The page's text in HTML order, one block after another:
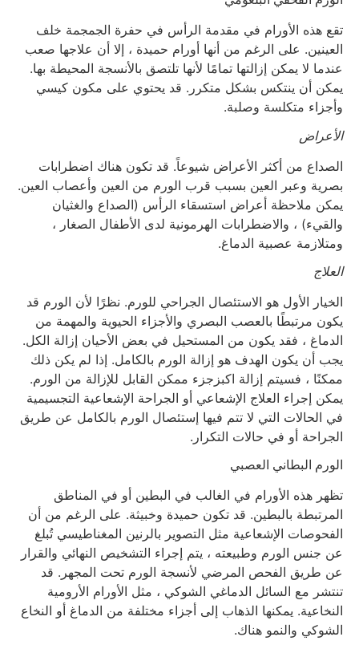
تقع هذه الأورام في مقدمة الرأس في حفرة الجمجمة خلف
العينين. على الرغم من أنها أورام حميدة ، إلا أن علاجها صعب
عندما لا يمكن إزالتها تمامًا لأنها تلتصق بالأنسجة المحيطة بها.
يمكن أن ينتكس بشكل متكرر. قد يحتوي على مكون كيسي
وأجزاء متكلسة وصلبة.
الأعراض
الصداع من أكثر الأعراض شيوعاً. قد تكون هناك اضطرابات
بصرية وعبر العين بسبب قرب الورم من العين وأعصاب العين.
يمكن ملاحظة أعراض استسقاء الرأس (الصداع والغثيان
والقيء) ، والاضطرابات الهرمونية لدى الأطفال الصغار ،
ومتلازمة عصبية الدماغ.
العلاج
الخيار الأول هو الاستئصال الجراحي للورم. نظرًا لأن الورم قد
يكون مرتبطًا بالعصب البصري والأجزاء الحيوية والمهمة من
الدماغ ، فقد يكون من المستحيل في بعض الأحيان إزالة الكل.
يجب أن يكون الهدف هو إزالة الورم بالكامل. إذا لم يكن ذلك
ممكنًا ، فسيتم إزالة اكبزجزء ممكن القابل للإزالة من الورم.
يمكن إجراء العلاج الإشعاعي أو الجراحة الإشعاعية التجسيمية
في الحالات التي لا تتم فيها إستئصال الورم بالكامل عن طريق
الجراحة أو في حالات التكرار.
الورم البطاني العصبي
تظهر هذه الأورام في الغالب في البطين أو في المناطق
المرتبطة بالبطين. قد تكون حميدة وخبيثة. على الرغم من أن
الفحوصات الإشعاعية مثل التصوير بالرنين المغناطيسي تُبلغ
عن جنس الورم وطبيعته ، يتم إجراء التشخيص النهائي والقرار
عن طريق الفحص المرضي لأنسجة الورم تحت المجهر. قد
تنتشر مع السائل الدماغي الشوكي ، مثل الأورام الأرومية
النخاعية. يمكنها الذهاب إلى أجزاء مختلفة من الدماغ أو النخاع
الشوكي والنمو هناك.